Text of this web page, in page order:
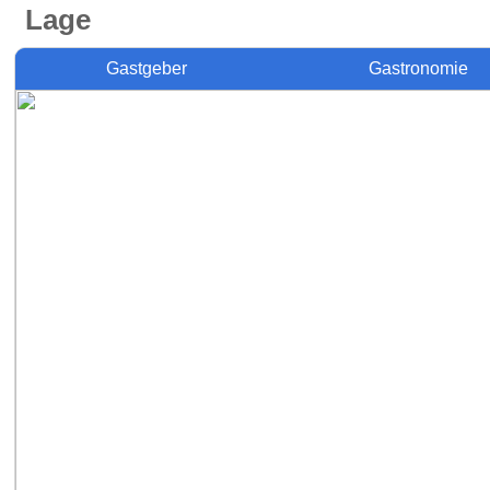
Lage
Gastgeber Gastronomie